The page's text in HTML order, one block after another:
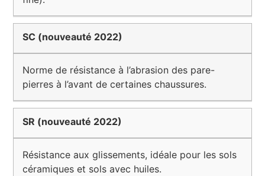
SC (nouveauté 2022)
Norme de résistance à l’abrasion des pare-
pierres à l’avant de certaines chaussures.
SR (nouveauté 2022)
Résistance aux glissements, idéale pour les sols
céramiques et sols avec huiles.